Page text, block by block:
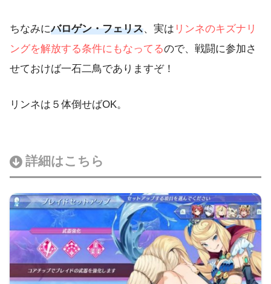
ちなみにバロゲン・フェリス、実は リンネのキズナリ
ングを解放する条件にもなってるので、戦闘に参加さ
せておけば一石二鳥でありますぞ！
リンネは５体倒せばOK。
詳細はこちら